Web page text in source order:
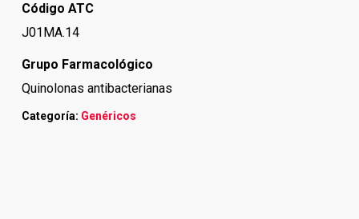
Código ATC
J01MA.14
Grupo Farmacológico
Quinolonas antibacterianas
Categoría: Genéricos